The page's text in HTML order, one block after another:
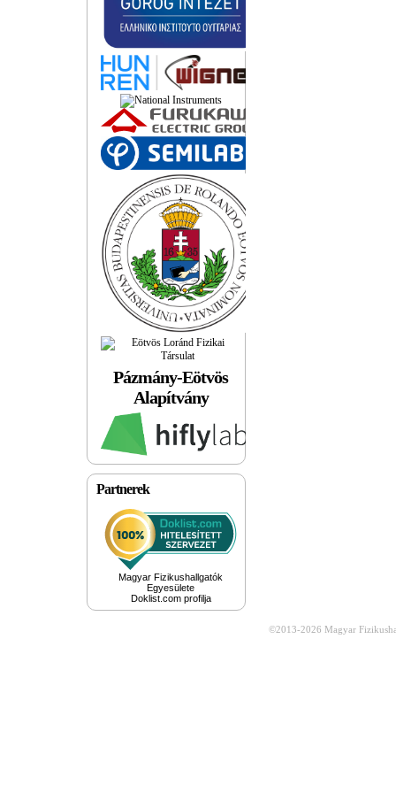
Pázmány-Eötvös
Alapítvány
Partnerek
Magyar Fizikushallgatók
Egyesülete
Doklist.com profilja
©2013-2026 Magyar